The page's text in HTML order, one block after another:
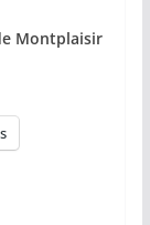
Montplaisir